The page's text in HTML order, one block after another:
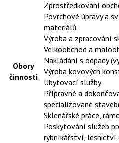
Obory
činnosti
Zprostředkování
Povrchové úpravy a
materiálů
Výroba a zpracování
Velkoobchod a
Nakládání s odpady
Výroba kovových
Ubytovací služby
Přípravné a
specializované
Sklenářské práce,
Poskytování služeb
rybníkářství, lesnictví